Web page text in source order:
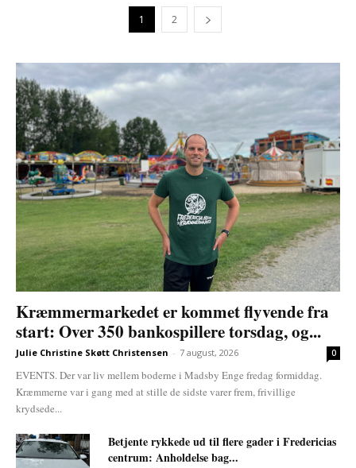
1 2
Kræmmermarkedet er kommet flyvende fra
start: Over 350 bankospillere torsdag, og...
Julie Christine Skøtt Christensen - 7 august, 2026 0
EVENTS. Der var liv mellem boderne i Madsby Enge fredag formiddag.
Kræmmerne var i gang med at stille de sidste varer frem, frivillige
krydsede...
Betjente rykkede ud til flere gader i Fredericias
centrum: Anholdelse bag...